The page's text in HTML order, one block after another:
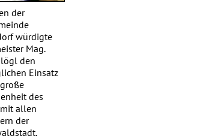
der
würdigte
Mag.
den
Einsatz
des
allen
der